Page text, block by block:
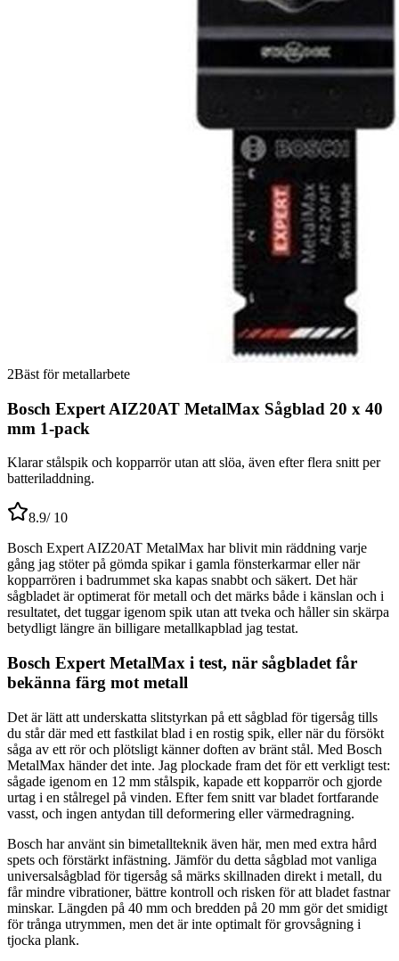
2Bäst för metallarbete
Bosch Expert AIZ20AT MetalMax Sågblad 20 x 40
mm 1-pack
Klarar stålspik och kopparrör utan att slöa, även efter flera snitt per
batteriladdning.
8.9/ 10
Bosch Expert AIZ20AT MetalMax har blivit min räddning varje
gång jag stöter på gömda spikar i gamla fönsterkarmar eller när
kopparrören i badrummet ska kapas snabbt och säkert. Det här
sågbladet är optimerat för metall och det märks både i känslan och i
resultatet, det tuggar igenom spik utan att tveka och håller sin skärpa
betydligt längre än billigare metallkapblad jag testat.
Bosch Expert MetalMax i test, när sågbladet får
bekänna färg mot metall
Det är lätt att underskatta slitstyrkan på ett sågblad för tigersåg tills
du står där med ett fastkilat blad i en rostig spik, eller när du försökt
såga av ett rör och plötsligt känner doften av bränt stål. Med Bosch
MetalMax händer det inte. Jag plockade fram det för ett verkligt test:
sågade igenom en 12 mm stålspik, kapade ett kopparrör och gjorde
urtag i en stålregel på vinden. Efter fem snitt var bladet fortfarande
vasst, och ingen antydan till deformering eller värmedragning.
Bosch har använt sin bimetallteknik även här, men med extra hård
spets och förstärkt infästning. Jämför du detta sågblad mot vanliga
universalsågblad för tigersåg så märks skillnaden direkt i metall, du
får mindre vibrationer, bättre kontroll och risken för att bladet fastnar
minskar. Längden på 40 mm och bredden på 20 mm gör det smidigt
för trånga utrymmen, men det är inte optimalt för grovsågning i
tjocka plank.